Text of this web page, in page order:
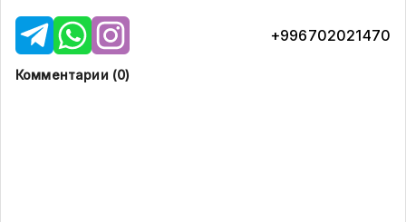
+996702021470
Комментарии (0)